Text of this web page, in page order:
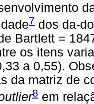
7 dos da-
Bartlett =
os itens
a 0,55).
da matriz de
8 em